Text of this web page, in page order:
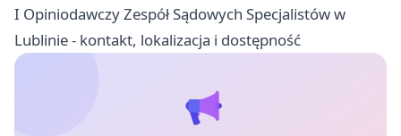
I Opiniodawczy Zespół Sądowych Specjalistów w
Lublinie - kontakt, lokalizacja i dostępność